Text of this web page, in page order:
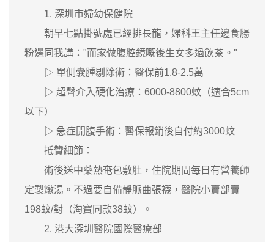
1. 深圳市婦幼保健院
朝早七點掛號處已經排長龍，婦科王主任邊食腸
粉邊同我講："而家做腹腔鏡嘅後生女多過飲茶。"
▷ 單側囊腫剔除術：醫保前1.8-2.5萬
▷ 超聲介入硬化治療：6000-8800蚊（適合5cm
以下）
▷ 急症開腹手術：醫保報銷後自付約3000蚊
抵贊細節：
術後送中藥熱奄包敷肚，住院期間每日有營養師
定製燉湯。不過要自備靜脈曲張襪，醫院小賣部賣
198蚊/對（淘寶同款38蚊）。
2. 港大深圳醫院國際醫療部